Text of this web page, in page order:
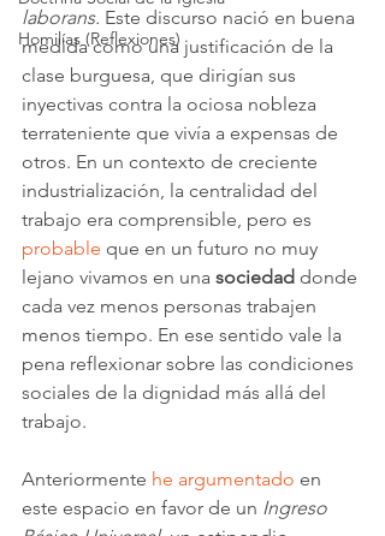
Homilías (Reflexiones)
laborans. Este discurso nació en buena
medida como una justificación de la
clase burguesa, que dirigían sus
inyectivas contra la ociosa nobleza
terrateniente que vivía a expensas de
otros. En un contexto de creciente
industrialización, la centralidad del
trabajo era comprensible, pero es
probable que en un futuro no muy
lejano vivamos en una sociedad donde
cada vez menos personas trabajen
menos tiempo. En ese sentido vale la
pena reflexionar sobre las condiciones
sociales de la dignidad más allá del
trabajo.
Anteriormente he argumentado en
este espacio en favor de un Ingreso